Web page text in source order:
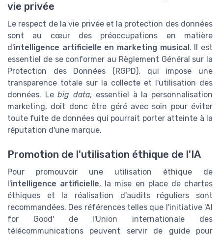
vie privée
Le respect de la vie privée et la protection des données
sont au cœur des préoccupations en matière
d'intelligence artificielle en marketing musical . Il est
essentiel de se conformer au Règlement Général sur la
Protection des Données (RGPD), qui impose une
transparence totale sur la collecte et l'utilisation des
données. Lebig data, essentiel à la personnalisation
marketing, doit donc être géré avec soin pour éviter
toute fuite de données qui pourrait porter atteinte à la
réputation d'une marque.
Promotion de l'utilisation éthique de l'IA
Pour promouvoir une utilisation éthique de
l'intelligence artificielle, la mise en place de chartes
éthiques et la réalisation d'audits réguliers sont
recommandées. Des références telles que l'initiative 'AI
for Good' de l'Union internationale des
télécommunications peuvent servir de guide pour